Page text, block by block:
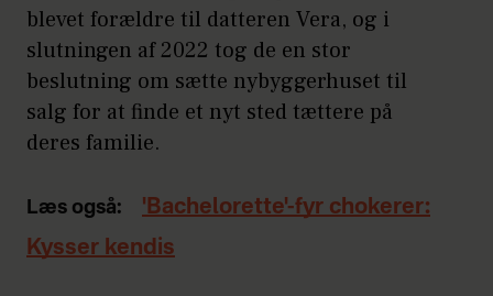
blevet forældre til datteren Vera, og i
slutningen af 2022 tog de en stor
beslutning om sætte nybyggerhuset til
salg for at finde et nyt sted tættere på
deres familie.
Læs også:
'Bachelorette'-fyr chokerer:
Kysser kendis